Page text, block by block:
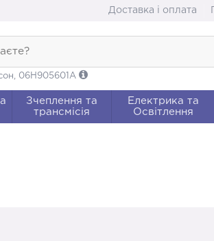
Доставка і оплата
06H905601A
Зчеплення та
трансмісія
Електрика та
Освітлення